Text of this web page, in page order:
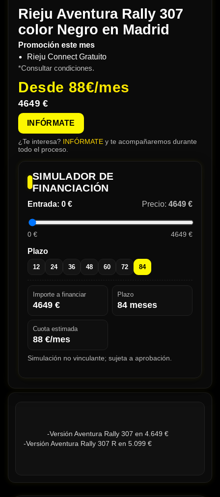
Rieju Aventura Rally 307
color Negro en Madrid
Promoción este mes
Rieju Connect Gratuito
*Consultar condiciones.
Desde 88€/mes
4649 €
INFÓRMATE
¿Te interesa? INFÓRMATE y te acompañaremos durante
todo el proceso.
SIMULADOR DE
FINANCIACIÓN
Entrada: 0 € Precio: 4649 €
0 € 4649 €
Plazo
12 24 36 48 60 72 84
Importe a financiar
4649 €
Plazo
84 meses
Cuota estimada
88 €/mes
Simulación no vinculante; sujeta a aprobación.
-Versión Aventura Rally 307 R en 5.099 €